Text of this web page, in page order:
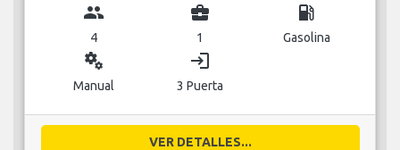
group
4
business_center
1
local_gas_station
Gasolina
miscellaneous_services
Manual
login
3 Puerta
VER DETALLES...